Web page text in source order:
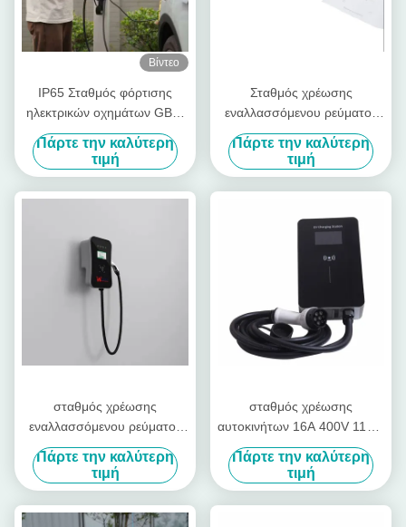
Βίντεο
IP65 Σταθμός φόρτισης
ηλεκτρικών οχημάτων GBT/
Type2 plug AC Wallbox
Σταθμοί φόρτισης
ηλεκτρικών οχημάτων
Πάρτε την καλύτερη
τιμή
Σταθμός χρέωσης
εναλλασσόμενου ρεύματος
EV ANS 7KW 220V με το
μαύρο TUV καλώδιο 5m
Πάρτε την καλύτερη
τιμή
σταθμός χρέωσης
εναλλασσόμενου ρεύματος
EV 3phase 32A με την
εξισορρόπηση φορτίων
OCPP WIFi
Πάρτε την καλύτερη
τιμή
σταθμός χρέωσης
αυτοκινήτων 16A 400V 11kW
Ε ηλεκτρικό βούλωμα
αυτοκινήτων στους
σταθμούς με τις κάρτες RFID
Πάρτε την καλύτερη
τιμή